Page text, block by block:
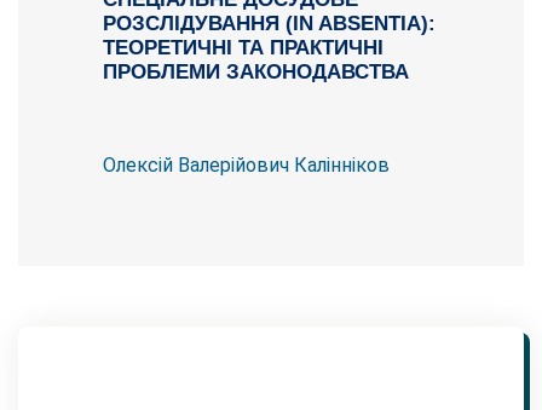
РОЗСЛІДУВАННЯ (IN ABSENTIA):
ТЕОРЕТИЧНІ ТА ПРАКТИЧНІ
ПРОБЛЕМИ ЗАКОНОДАВСТВА
Олексій Валерійович Калінніков